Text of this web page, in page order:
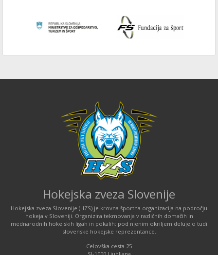
Hokejska zveza Slovenije
Hokejska zveza Slovenije (HZS) je krovna športna organizacija na področju
hokeja v Sloveniji. Organizira tekmovanja v različnih domačih in
mednarodnih hokejskih ligah in pokalih; pod njenim okriljem delujejo tudi
slovenske hokejske reprezentance.
Celovška cesta 25